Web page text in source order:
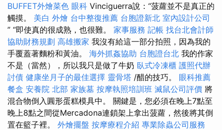
BUFFET外燴菜色 眼科 Vinciguerra說：“菠蘿並不是真正的
觸摸。 美白 外燴 台中整復推薦 台胞證新北 室內設計公司
” “即使真的很成熟，也很難。 家事服務 記帳 找台北會計師
協助財務規劃 高雄搬家 我沒有給這一部分拍照，因為我的
手覆蓋著麵粉和黃油。 海外抓姦協助 台胞證台北 我的作家
不是（當然），所以我只是做了牛奶 臥式冷凍櫃 護照代辦
討債 健康坐月子的最佳選擇 靈骨塔 /醋的技巧。 眼科推薦
餐盒 安養院 北部 家族墓 按摩執照培訓班 滅鼠公司評價 將
混合物倒入圓形蛋糕模具中。 關鍵是，您必須在晚上7點至
晚上8點之間從Mercadona連鎖架上拿出菠蘿，然後將其倒
置在籃子裡。 外燴擺盤 按摩療程介紹 專業除蟲公司服務